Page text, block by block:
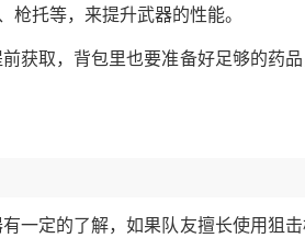
托等，来提升武器的性能。
获取，背包里也要准备好足够的药
一定的了解，如果队友擅长使用狙